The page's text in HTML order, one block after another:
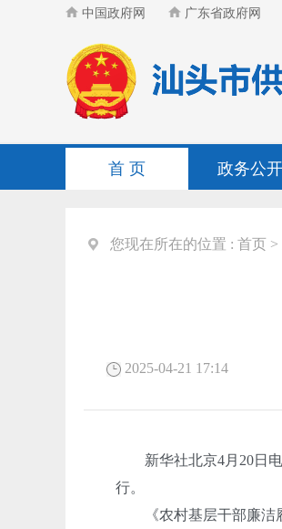
中国政府网 广东省政府网
首 页 政务公开
您现在所在的位置 : 首页 >
2025-04-21 17:14
新华社北京4月20日电
行。
《农村基层干部廉洁履